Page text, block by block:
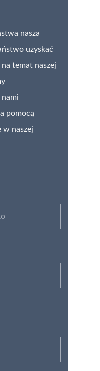
nasza
uzyskać
temat naszej
pomocą
w naszej